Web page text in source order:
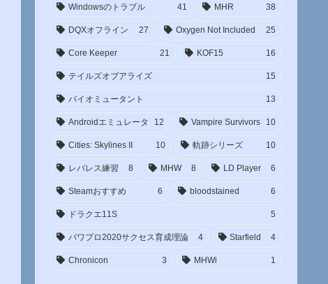
Windowsのトラブル 41 MHR 38
DQXオフライン 27 Oxygen Not Included 25
Core Keeper 21 KOF15 16
テイルズオブアライズ 15
バイオミュータント 13
Androidエミュレータ 12 Vampire Survivors 10
Cities: Skylines II 10 軌跡シリーズ 10
レバレス練習 8 MHW 8 LD Player 6
Steamおすすめ 6 bloodstained 6
ドラクエ11S 5
パワプロ2020サクセス育成理論 4 Starfield 4
Chronicon 3 MHWi 1